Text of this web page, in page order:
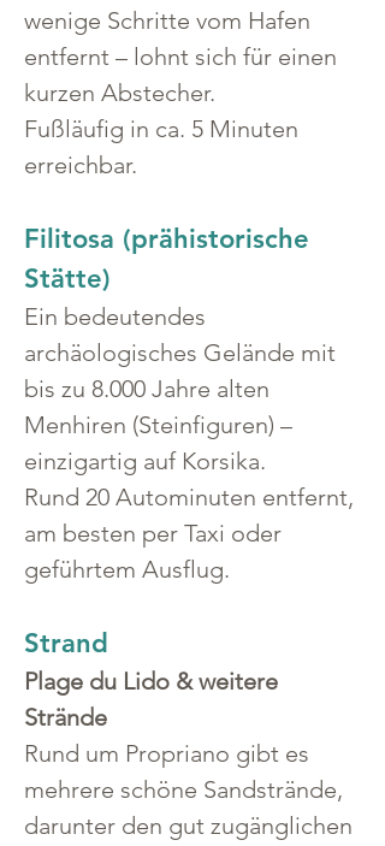
wenige Schritte vom Hafen
entfernt – lohnt sich für einen
kurzen Abstecher.
Fußläufig in ca. 5 Minuten
erreichbar.
Filitosa (prähistorische
Stätte)
Ein bedeutendes
archäologisches Gelände mit
bis zu 8.000 Jahre alten
Menhiren (Steinfiguren) –
einzigartig auf Korsika.
Rund 20 Autominuten entfernt,
am besten per Taxi oder
geführtem Ausflug.
Strand
Plage du Lido & weitere
Strände
Rund um Propriano gibt es
mehrere schöne Sandstrände,
darunter den gut zugänglichen